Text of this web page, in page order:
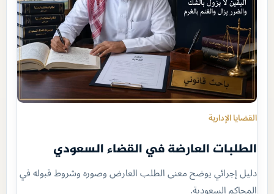
القضايا الإدارية
الطلبات العارضة في القضاء السعودي
دليل إجرائي يوضح معنى الطلب العارض وصوره وشروط قبوله في
المحاكم السعودية.